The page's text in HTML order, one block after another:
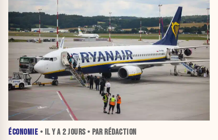
ÉCONOMIE • IL Y A 2 JOURS• PAR RÉDACTION